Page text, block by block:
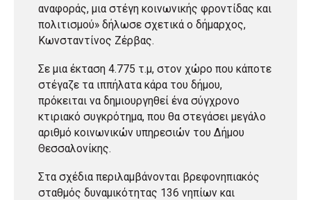
αναφοράς, μια στέγη κοινωνικής φροντίδας και
πολιτισμού» δήλωσε σχετικά ο δήμαρχος,
Κωνσταντίνος Ζέρβας.
Σε μια έκταση 4.775 τ.μ, στον χώρο που κάποτε
στέγαζε τα ιππήλατα κάρα του δήμου,
πρόκειται να δημιουργηθεί ένα σύγχρονο
κτιριακό συγκρότημα, που θα στεγάσει μεγάλο
αριθμό κοινωνικών υπηρεσιών του Δήμου
Θεσσαλονίκης.
Στα σχέδια περιλαμβάνονται βρεφονηπιακός
σταθμός δυναμικότητας 136 νηπίων και